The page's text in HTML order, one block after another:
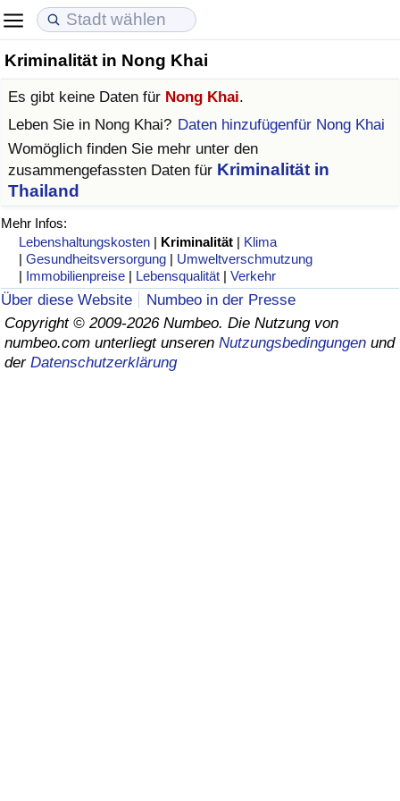
Kriminalität in Nong Khai
Es gibt keine Daten für Nong Khai.
Leben Sie in Nong Khai? Daten hinzufügenfür Nong Khai
Womöglich finden Sie mehr unter den
zusammengefassten Daten für Kriminalität in
Thailand
Mehr Infos:
Lebenshaltungskosten | Kriminalität | Klima
|Gesundheitsversorgung | Umweltverschmutzung
| Immobilienpreise | Lebensqualität |Verkehr
Über diese Website
Numbeo in der Presse
Copyright © 2009-2026 Numbeo. Die Nutzung von
numbeo.com unterliegt unseren Nutzungsbedingungen und
der Datenschutzerklärung
Lebenshaltungskosten
Lebenshaltungskosten-Index
in Akaba
Immobilienpreise
Immobilienpreis-Index
Lebensqualität
Lebensqualität-Index (aktuell)
Kriminalität
Kriminalitäts-Index (aktuell)
Kriminalitäts-Index